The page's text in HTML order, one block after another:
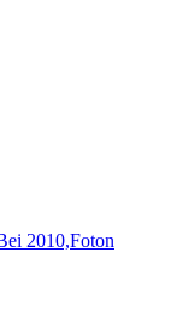
2010,Foton